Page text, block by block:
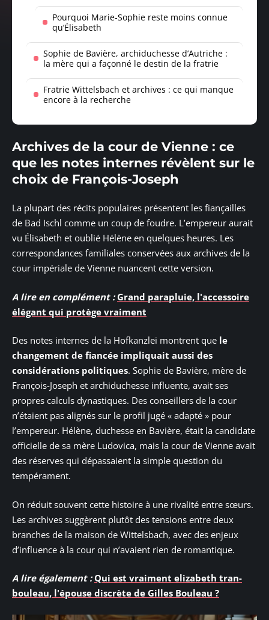
Pourquoi Marie-Sophie reste moins connue
qu’Élisabeth
Sophie de Bavière, archiduchesse d’Autriche :
la mère qui a façonné le destin de la fratrie
Fratrie Wittelsbach et archives : ce qui manque
encore à la recherche
Archives de la cour de Vienne : ce
que les notes internes révèlent sur le
choix de François-Joseph
La plupart des récits populaires présentent les fiançailles
de Bad Ischl comme un coup de foudre. L’empereur aurait
vu Élisabeth et oublié Hélène en quelques heures. Les
correspondances familiales conservées aux archives de la
cour impériale de Vienne nuancent cette version.
A lire en complément : Grand parapluie, l'accessoire
élégant qui protège vraiment
Des notes internes de la Hofkanzlei montrent que le
changement de fiancée impliquait aussi des
considérations politiques. Sophie de Bavière, mère de
François-Joseph et archiduchesse influente, avait ses
propres calculs dynastiques. Des conseillers de la cour
n’étaient pas alignés sur le profil jugé « adapté » pour
l’empereur. Hélène, duchesse en Bavière, était la candidate
officielle de sa mère Ludovica, mais la cour de Vienne avait
des réserves qui dépassaient la simple question du
tempérament.
On réduit souvent cette histoire à une rivalité entre sœurs.
Les archives suggèrent plutôt des tensions entre deux
branches de la maison de Wittelsbach, avec des enjeux
d’influence à la cour qui n’avaient rien de romantique.
A lire également : Qui est vraiment elizabeth tran-
bouleau, l'épouse discrète de Gilles Bouleau ?